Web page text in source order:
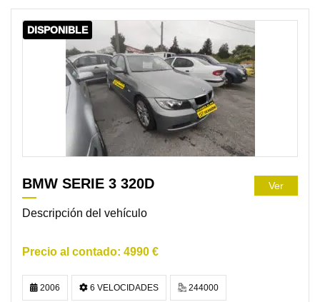
DISPONIBLE
BMW SERIE 3 320D
Descripción del vehículo
4990 €
Ver
2006 6 VELOCIDADES 244000